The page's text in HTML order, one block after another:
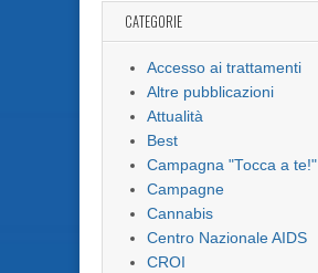
CATEGORIE
Accesso ai trattamenti
Altre pubblicazioni
Attualità
Best
Campagna "Tocca a te!"
Campagne
Cannabis
Centro Nazionale AIDS
CROI